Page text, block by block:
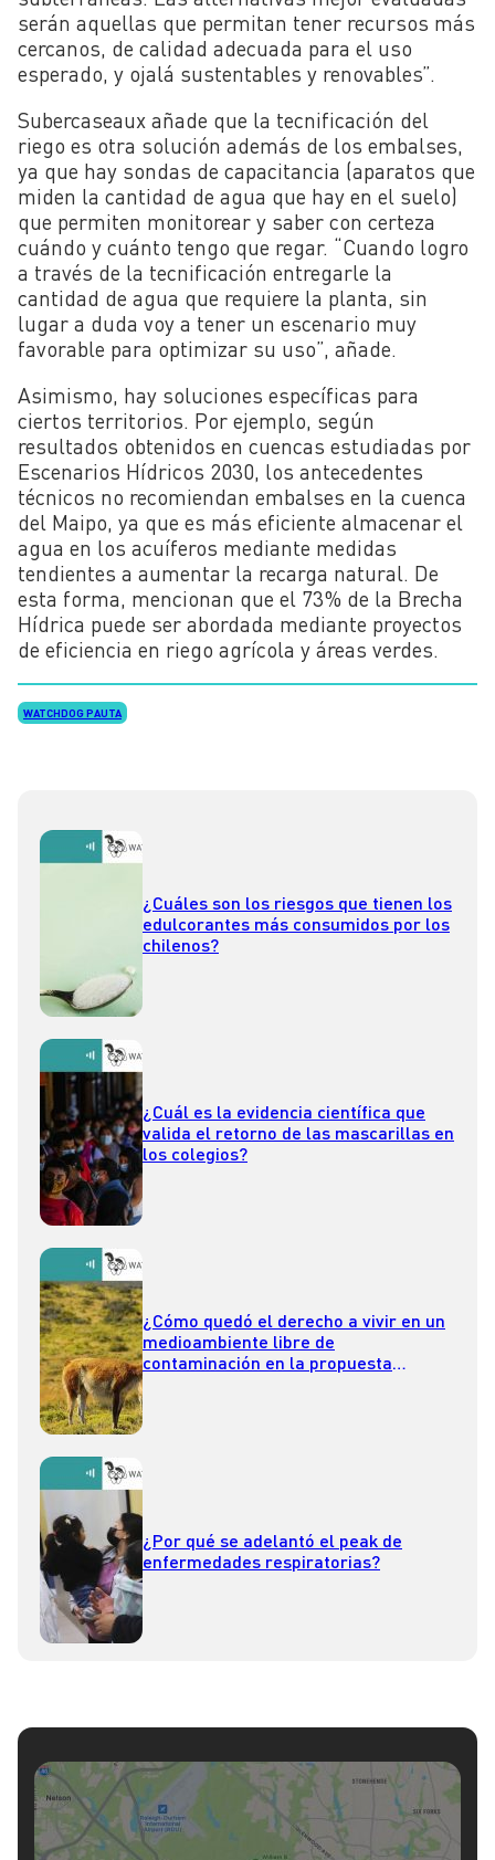
serán aquellas que permitan tener recursos más
cercanos, de calidad adecuada para el uso
esperado, y ojalá sustentables y renovables”.
Subercaseaux añade que la tecnificación del
riego es otra solución además de los embalses,
ya que hay sondas de capacitancia (aparatos que
miden la cantidad de agua que hay en el suelo)
que permiten monitorear y saber con certeza
cuándo y cuánto tengo que regar. “Cuando logro
a través de la tecnificación entregarle la
cantidad de agua que requiere la planta, sin
lugar a duda voy a tener un escenario muy
favorable para optimizar su uso”, añade.
Asimismo, hay soluciones específicas para
ciertos territorios. Por ejemplo, según
resultados obtenidos en cuencas estudiadas por
Escenarios Hídricos 2030, los antecedentes
técnicos no recomiendan embalses en la cuenca
del Maipo, ya que es más eficiente almacenar el
agua en los acuíferos mediante medidas
tendientes a aumentar la recarga natural. De
esta forma, mencionan que el 73% de la Brecha
Hídrica puede ser abordada mediante proyectos
de eficiencia en riego agrícola y áreas verdes.
WATCHDOG PAUTA
¿Cuáles son los riesgos que tienen los
edulcorantes más consumidos por los
chilenos?
¿Cuál es la evidencia científica que
valida el retorno de las mascarillas en
los colegios?
¿Cómo quedó el derecho a vivir en un
medioambiente libre de
contaminación en la propuesta
¿Por qué se adelantó el peak de
enfermedades respiratorias?